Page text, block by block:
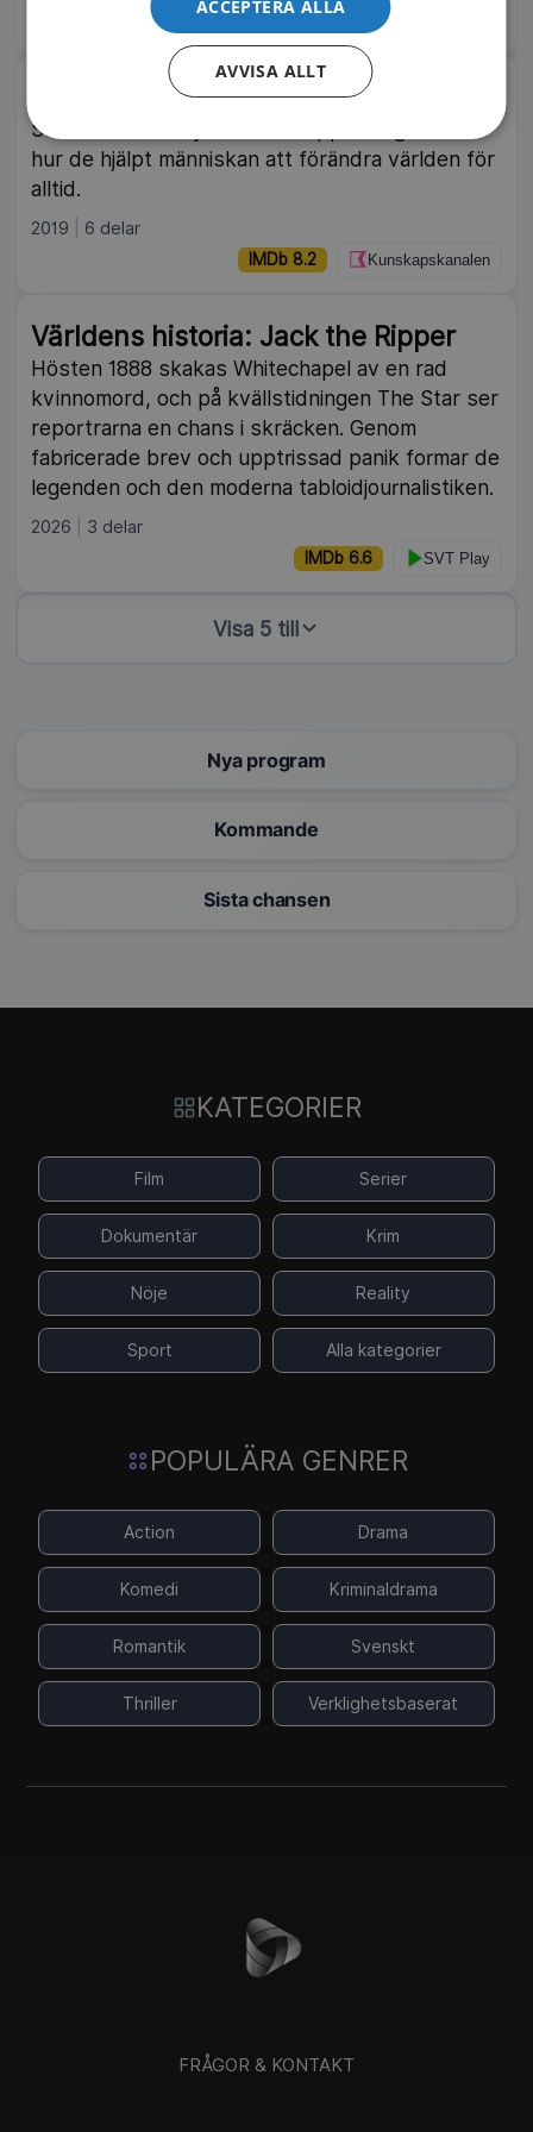
Kunskapskanalen
Historiska uppfinningar
Serie om sex betydelsefulla uppfinningar och
hur de hjälpt människan att förändra världen för
alltid.
2019 6 delar
IMDb 8.2 Kunskapskanalen
Världens historia: Jack the Ripper
Hösten 1888 skakas Whitechapel av en rad
kvinnomord, och på kvällstidningen The Star ser
reportrarna en chans i skräcken. Genom
fabricerade brev och upptrissad panik formar de
legenden och den moderna tabloidjournalistiken.
2026 3 delar
IMDb 6.6 SVT Play
Visa 5 till
Nya program
Kommande
Sista chansen
KATEGORIER
Film Serier
Dokumentär Krim
Nöje Reality
Sport Alla kategorier
POPULÄRA GENRER
Action Drama
Komedi Kriminaldrama
Romantik Svenskt
Thriller Verklighetsbaserat
FRÅGOR & KONTAKT
ACCEPTERA ALLA
AVVISA ALLT